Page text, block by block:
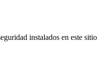
instalados en este